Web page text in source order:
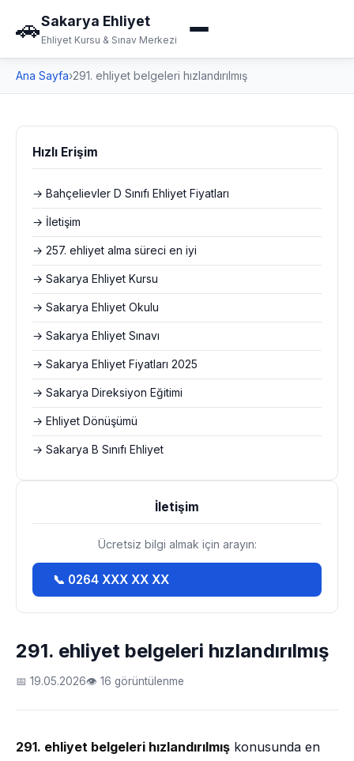
🚗Sakarya Ehliyet
Ehliyet Kursu & Sınav Merkezi
Ana Sayfa›291. ehliyet belgeleri hızlandırılmış
291. ehliyet belgeleri hızlandırılmış
📅 19.05.2026👁 16 görüntülenme
291. ehliyet belgeleri hızlandırılmış konusunda en
Hızlı Erişim
→ Bahçelievler D Sınıfı Ehliyet Fiyatları
→ İletişim
→ 257. ehliyet alma süreci en iyi
→ Sakarya Ehliyet Kursu
→ Sakarya Ehliyet Okulu
→ Sakarya Ehliyet Sınavı
→ Sakarya Ehliyet Fiyatları 2025
→ Sakarya Direksiyon Eğitimi
→ Ehliyet Dönüşümü
→ Sakarya B Sınıfı Ehliyet
İletişim
Ücretsiz bilgi almak için arayın:
📞 0264 XXX XX XX